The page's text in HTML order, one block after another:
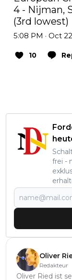
4 - Nijman,
(3rd lowest)
5:08 PM · Oct
10
frei -
Oliver
Redakteur
Oliver Ried ist